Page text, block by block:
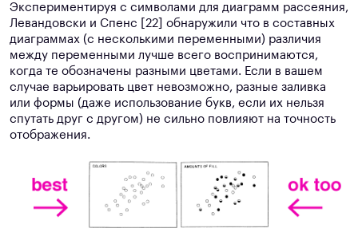
Экспериментируя с символами для диаграмм рассеяния,
Левандовски и Спенс [22] обнаружили что в составных
диаграммах (с несколькими переменными) различия
между переменными лучше всего воспринимаются,
когда те обозначены разными цветами. Если в вашем
случае варьировать цвет невозможно, разные заливка
или формы (даже использование букв, если их нельзя
спутать друг с другом) не сильно повлияют на точность
отображения.